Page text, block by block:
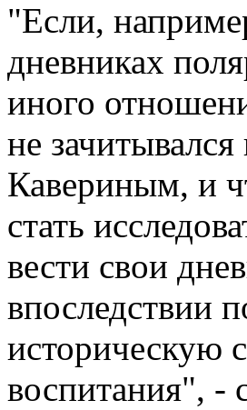
"Если,
дневниках
иного
не
Кавериным, и
стать
вести свои
впоследствии
историческую
воспитания", -